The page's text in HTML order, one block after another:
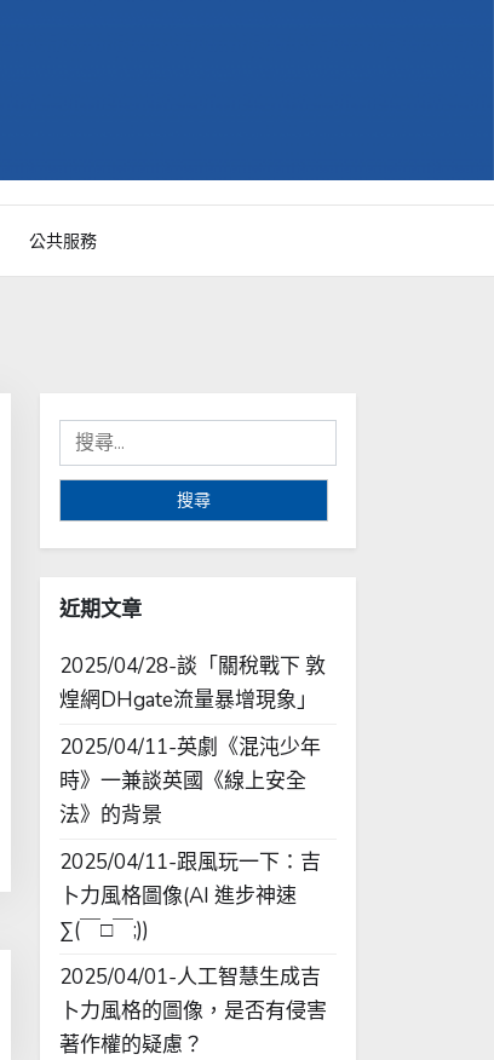
公共服務
搜
尋
近期文章
2025/04/28-談「關稅戰下 敦
煌網DHgate流量暴增現象」
2025/04/11-英劇《混沌少年
時》一兼談英國《線上安全
法》的背景
2025/04/11-跟風玩一下：吉
卜力風格圖像(AI 進步神速
∑(￣□￣;))
2025/04/01-人工智慧生成吉
卜力風格的圖像，是否有侵害
著作權的疑慮？